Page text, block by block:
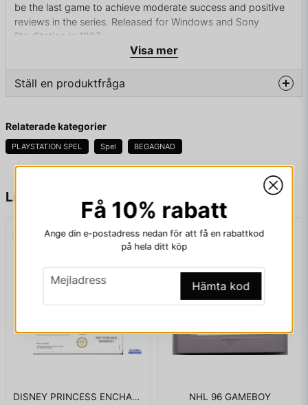
Liknande produkter
DISNEY PRINCESS ENCHANTING STORYBOOKS WII NHL 96 GAMEBOY
be the last game to achieve moderate success and positive
reviews in the series. Released for Windows and Sony
PlayStation in 1997.
KOMPLETT I BOX - RISIG BOX
Visa mer
Ställ en produktfråga
Fråga oss något om denna produkten...
Relaterade kategorier
PLAYSTATION SPEL Spel BEGAGNAD
Få 10% rabatt
Ange din e-postadress nedan för att få en rabattkod
på hela ditt köp
email
Mejladress Hämta kod